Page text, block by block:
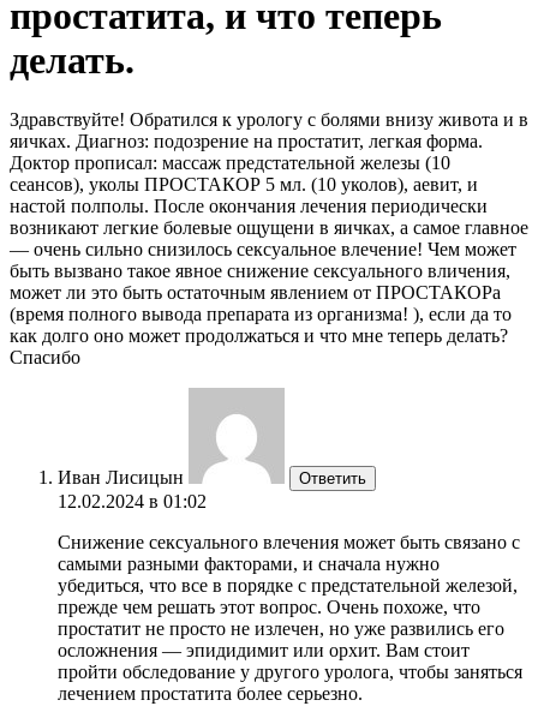
простатита, и что теперь
делать.
Здравствуйте! Обратился к урологу с болями внизу живота и в
яичках. Диагноз: подозрение на простатит, легкая форма.
Доктор прописал: массаж предстательной железы (10
сеансов), уколы ПРОСТАКОР 5 мл. (10 уколов), аевит, и
настой полполы. После окончания лечения периодически
возникают легкие болевые ощущени в яичках, а самое главное
— очень сильно снизилось сексуальное влечение! Чем может
быть вызвано такое явное снижение сексуального вличения,
может ли это быть остаточным явлением от ПРОСТАКОРа
(время полного вывода препарата из организма! ), если да то
как долго оно может продолжаться и что мне теперь делать?
Спасибо
Иван Лисицын Ответить
12.02.2024 в 01:02
Снижение сексуального влечения может быть связано с
самыми разными факторами, и сначала нужно
убедиться, что все в порядке с предстательной железой,
прежде чем решать этот вопрос. Очень похоже, что
простатит не просто не излечен, но уже развились его
осложнения — эпидидимит или орхит. Вам стоит
пройти обследование у другого уролога, чтобы заняться
лечением простатита более серьезно.